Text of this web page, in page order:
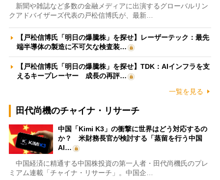
新聞や雑誌など多数の金融メディアに出演するグローバルリン
クアドバイザーズ代表の戸松信博氏が、最新…
【戸松信博氏「明日の爆騰株」を探せ】レーザーテック：最先
端半導体の製造に不可欠な検査装…
【戸松信博氏「明日の爆騰株」を探せ】TDK：AIインフラを支
えるキープレーヤー 成長の再評…
一覧を見る
田代尚機のチャイナ・リサーチ
中国「Kimi K3」の衝撃に世界はどう対応するの
か？ 米財務長官が検討する「蒸留を行う中国
AI…
中国経済に精通する中国株投資の第一人者・田代尚機氏のプレ
ミアム連載「チャイナ・リサーチ」。中国企…